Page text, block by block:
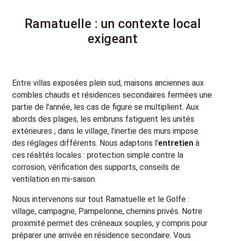
Ramatuelle : un contexte local
exigeant
Entre villas exposées plein sud, maisons anciennes aux
combles chauds et résidences secondaires fermées une
partie de l’année, les cas de figure se multiplient. Aux
abords des plages, les embruns fatiguent les unités
extérieures ; dans le village, l’inertie des murs impose
des réglages différents. Nous adaptons l’entretien à
ces réalités locales : protection simple contre la
corrosion, vérification des supports, conseils de
ventilation en mi-saison.
Nous intervenons sur tout Ramatuelle et le Golfe :
village, campagne, Pampelonne, chemins privés. Notre
proximité permet des créneaux souples, y compris pour
préparer une arrivée en résidence secondaire. Vous